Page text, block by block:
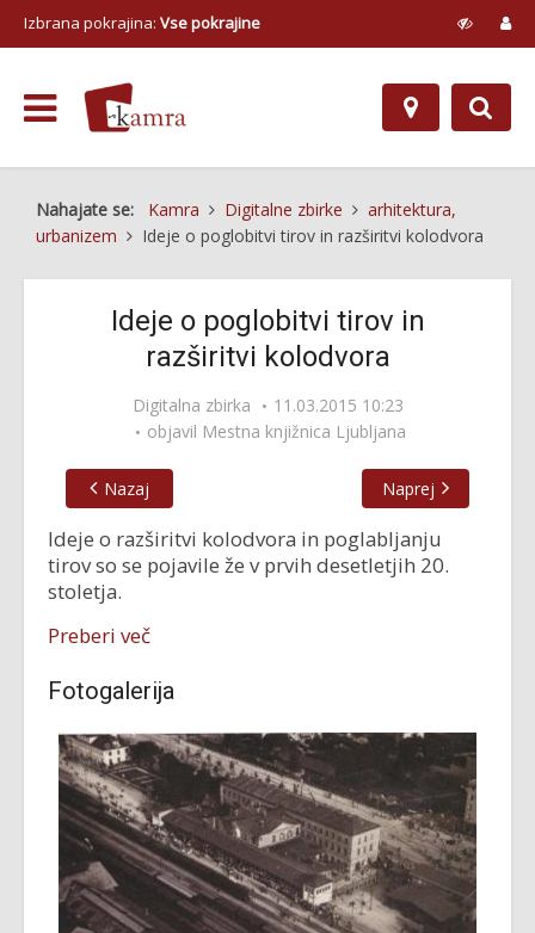
Izbrana pokrajina: Vse pokrajine
Nahajate se: Kamra Digitalne zbirke
arhitektura,
urbanizem
Ideje o poglobitvi tirov in razširitvi kolodvora
Ideje o poglobitvi tirov in
razširitvi kolodvora
Digitalna zbirka
11.03.2015 10:23
objavil Mestna knjižnica Ljubljana
Nazaj Naprej
Ideje o razširitvi kolodvora in poglabljanju
tirov so se pojavile že v prvih desetletjih 20.
stoletja.
Preberi več
Fotogalerija